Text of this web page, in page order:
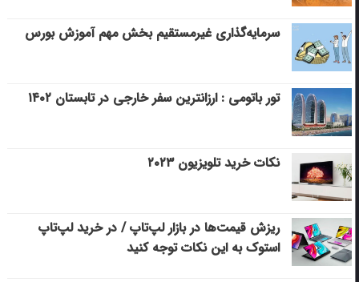
سرمایه‌گذاری غیرمستقیم بخش مهم آموزش بورس
تور باتومی : ارزانترین سفر خارجی در تابستان ۱۴۰۲
نکات خرید تلویزیون ۲۰۲۳
ریزش قیمت‌ها در بازار لپ‌تاپ / در خرید لپ‌تاپ
استوک به این نکات توجه کنید